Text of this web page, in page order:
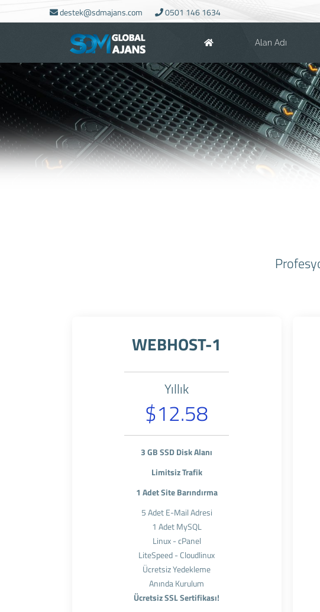
destek@sdmajans.com 0501 146 1634
Alan Adı
WEBHOST-1
Yıllık
$12.58
3 GB SSD Disk Alanı
Limitsiz Trafik
1 Adet Site Barındırma
5 Adet E-Mail Adresi
1 Adet MySQL
Linux - cPanel
LiteSpeed - Cloudlinux
Ücretsiz Yedekleme
Anında Kurulum
Ücretsiz SSL Sertifikası!